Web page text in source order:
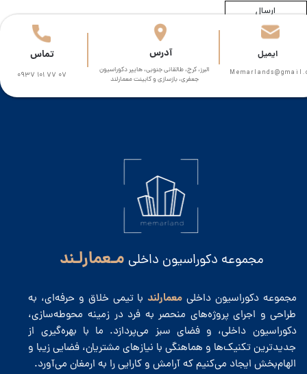
ارسال
مجموعه دکوراسیون داخلی مـعمارلـند
مجموعه دکوراسیون داخلی معمارلندبا تیمی خلاق و حرفه‌ای، به
طراحی و اجرای پروژه‌های منحصر به فرد در زمینه محوطه‌سازی،
دکوراسیون داخلی، و فضای سبز می‌پردازد. ما با بهره‌گیری از
جدیدترین تکنیک‌ها و هماهنگی با نیازهای مشتریان، فضایی زیبا و
الهام‌بخش ایجاد می‌کنیم که آرامش و کارایی را به ارمغان می‌آورد.
البرز، کرج، طالقانی جنوبی، هایپر دکوراسیون
جعفری، بازسازی و کابینت معمارلند
0937 101 77 07
​آدرس ​​ایمیل تماس